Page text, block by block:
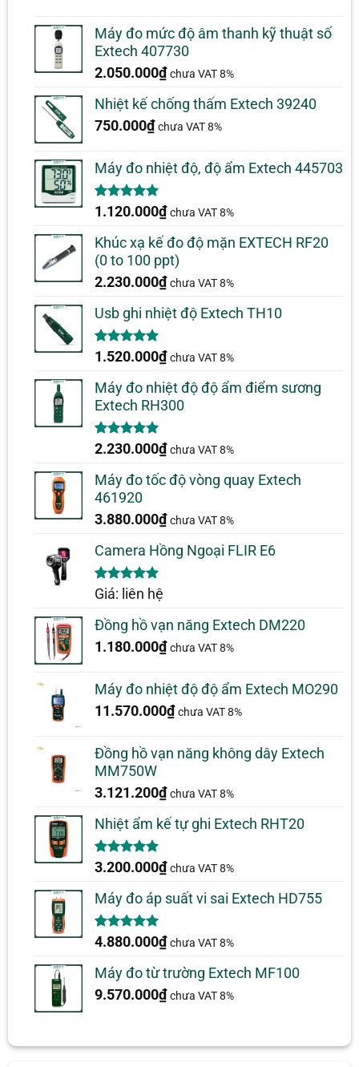
Máy đo mức độ âm thanh kỹ thuật số
Extech 407730
2.050.000₫ chưa VAT 8%
Nhiệt kế chống thấm Extech 39240
750.000₫ chưa VAT 8%
Máy đo nhiệt độ, độ ẩm Extech 445703
5.00trên 5
1
đánh giá
1.120.000₫ chưa VAT 8%
Khúc xạ kế đo độ mặn EXTECH RF20
(0 to 100 ppt)
2.230.000₫ chưa VAT 8%
Usb ghi nhiệt độ Extech TH10
5.00trên 5
1
đánh giá
1.520.000₫ chưa VAT 8%
Máy đo nhiệt độ độ ẩm điểm sương
Extech RH300
5.00trên 5
1
đánh giá
2.230.000₫ chưa VAT 8%
Máy đo tốc độ vòng quay Extech
461920
3.880.000₫ chưa VAT 8%
Camera Hồng Ngoại FLIR E6
5.00trên 5
1
đánh giá
Giá: liên hệ
Đồng hồ vạn năng Extech DM220
1.180.000₫ chưa VAT 8%
Máy đo nhiệt độ độ ẩm Extech MO290
11.570.000₫ chưa VAT 8%
Đồng hồ vạn năng không dây Extech
MM750W
3.121.200₫ chưa VAT 8%
Nhiệt ẩm kế tự ghi Extech RHT20
5.00trên 5
2
đánh giá
3.200.000₫ chưa VAT 8%
Máy đo áp suất vi sai Extech HD755
5.00trên 5
1
đánh giá
4.880.000₫ chưa VAT 8%
Máy đo từ trường Extech MF100
9.570.000₫ chưa VAT 8%